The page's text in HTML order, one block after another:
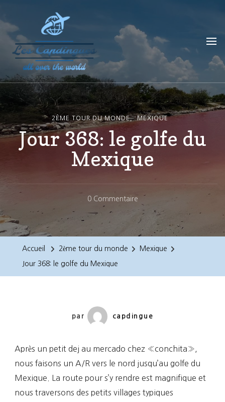
Les Capdingues
blog de voyage
2ÈME TOUR DU MONDE MEXIQUE
Jour 368: le golfe du
Mexique
0 CommentaireSur
Jour
Accueil 2ème tour du monde Mexique
Jour 368: le golfe du Mexique
par capdingue
Après un petit dej au mercado chez «conchita»,
nous faisons un A/R vers le nord jusqu’au golfe du
Mexique. La route pour s’y rendre est magnifique et
nous traversons des petits villages typiques